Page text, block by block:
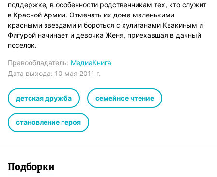
поддержке, в особенности родственникам тех, кто служит
в Красной Армии. Отмечать их дома маленькими
красными звездами и бороться с хулиганами Квакиным и
Фигурой начинает и девочка Женя, приехавшая в дачный
поселок.
Правообладатель: МедиаКнига
Дата выхода: 10 мая 2011 г.
детская дружба семейное чтение
становление героя
Подборки